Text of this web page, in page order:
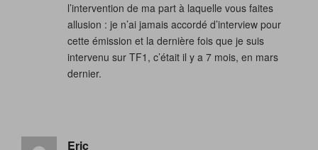
l’intervention de ma part à laquelle vous faites
allusion : je n’ai jamais accordé d’interview pour
cette émission et la dernière fois que je suis
intervenu sur TF1, c’était il y a 7 mois, en mars
dernier.
Eric